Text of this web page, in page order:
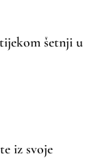
šetnji u
iz svoje